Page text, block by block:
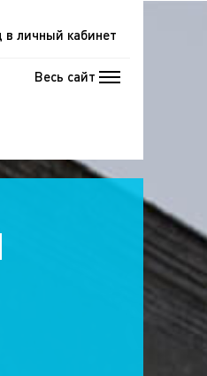
в личный кабинет
Весь сайт